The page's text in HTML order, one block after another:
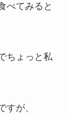
べてみると
ちょっと私
すが、